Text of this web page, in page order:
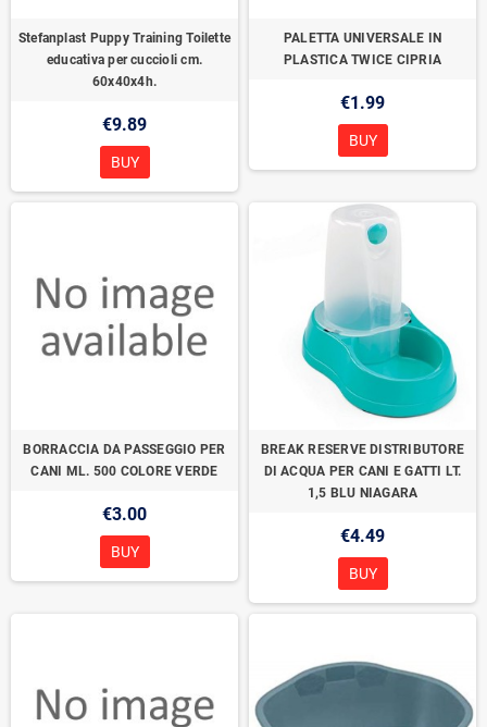
Stefanplast Puppy Training Toilette
educativa per cuccioli cm.
60x40x4h.
€9.89
BUY
PALETTA UNIVERSALE IN
PLASTICA TWICE CIPRIA
€1.99
BUY
BORRACCIA DA PASSEGGIO PER
CANI ML. 500 COLORE VERDE
€3.00
BUY
BREAK RESERVE DISTRIBUTORE
DI ACQUA PER CANI E GATTI LT.
1,5 BLU NIAGARA
€4.49
BUY